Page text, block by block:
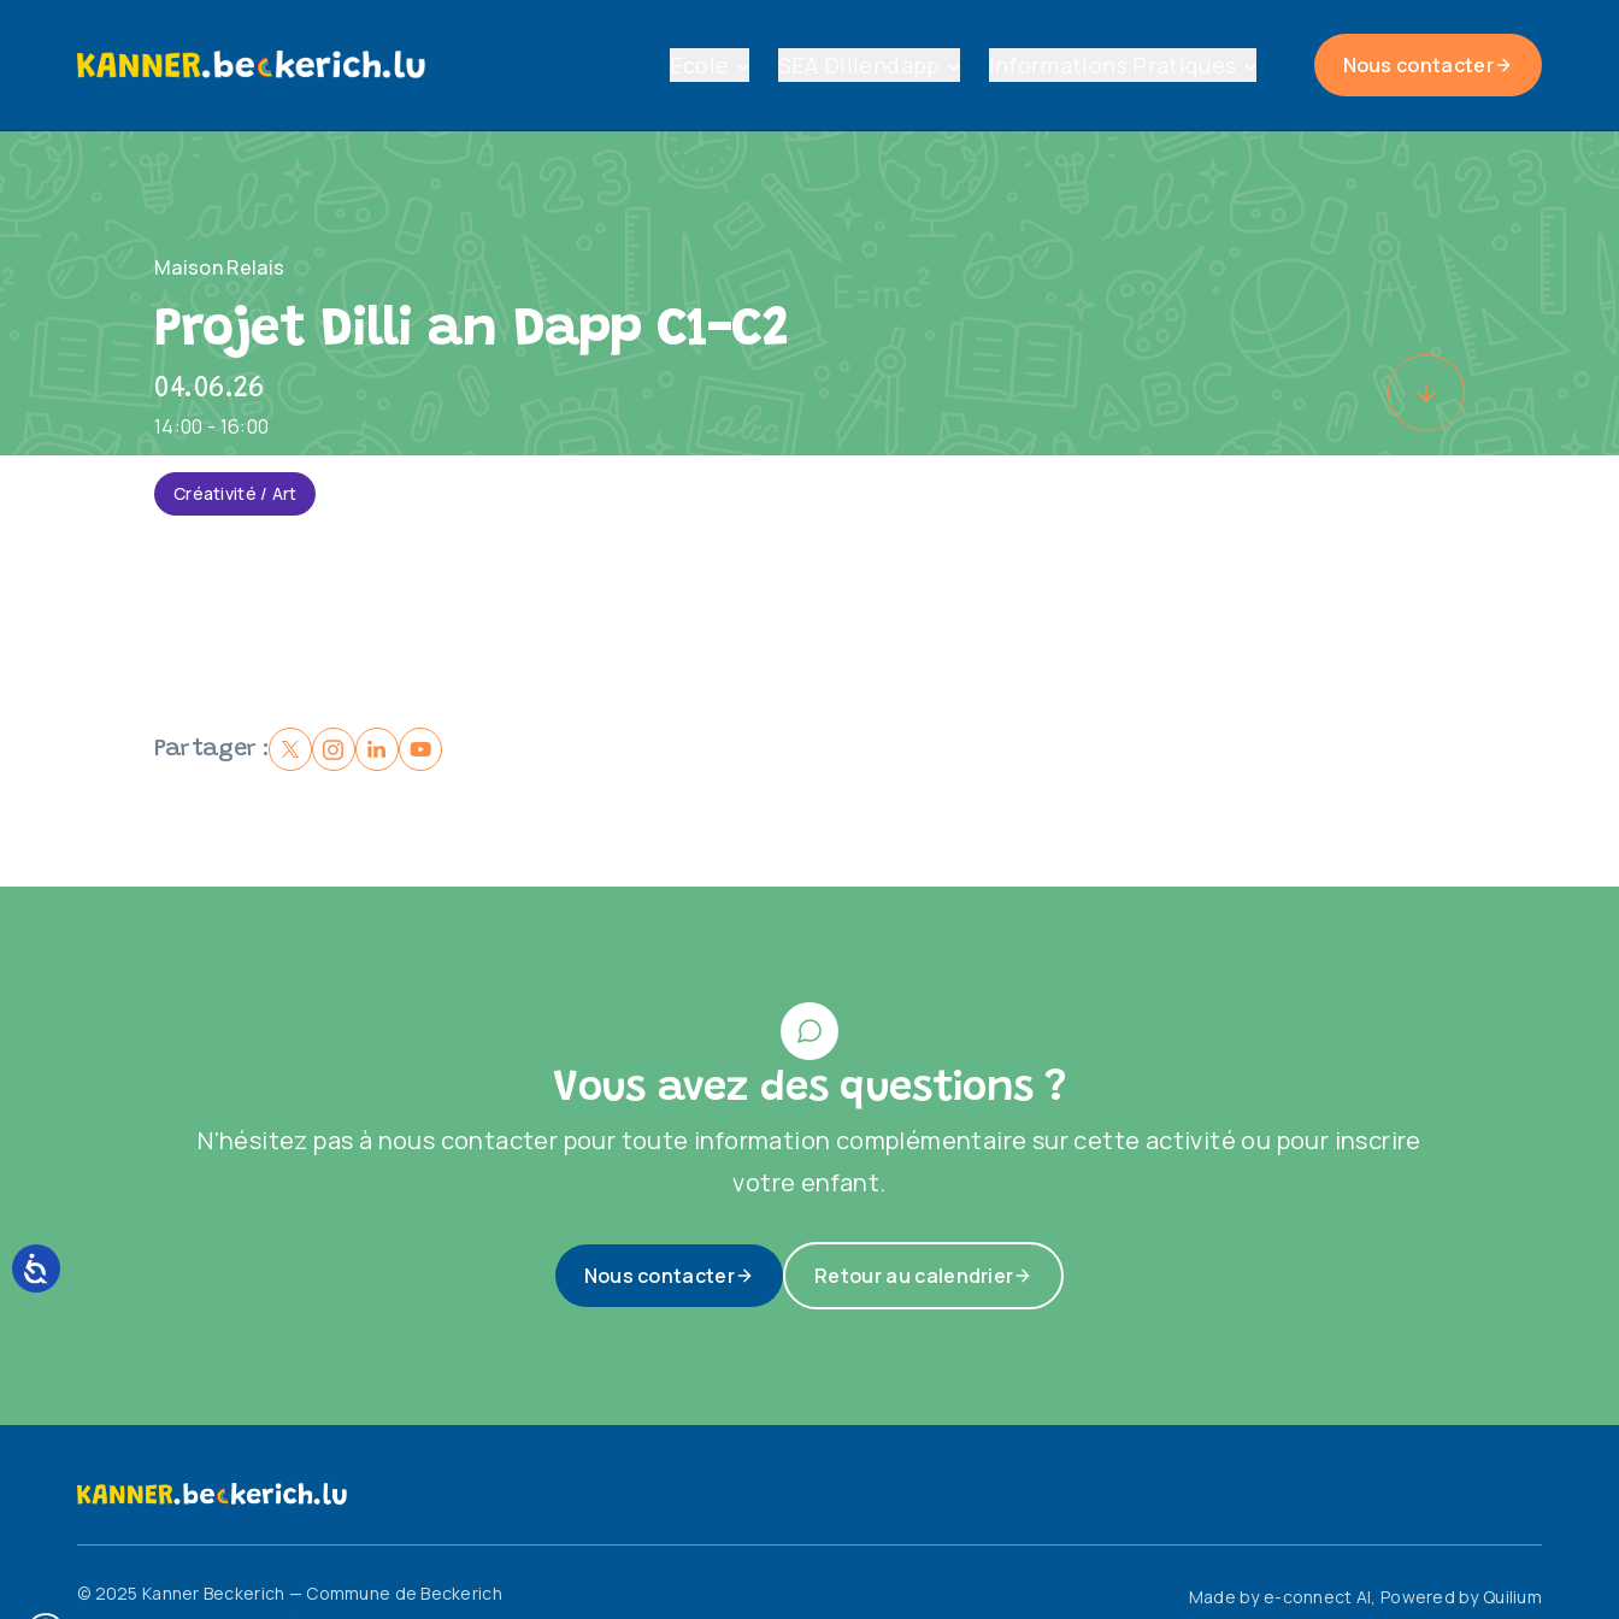
Nous contacter
Maison Relais
Projet Dilli an Dapp C1-C2
04.06.26
14:00 - 16:00
Créativité / Art
Partager :
Vous avez des questions ?
N'hésitez pas à nous contacter pour toute information complémentaire sur cette activité ou pour inscrire
votre enfant.
Nous contacter Retour au calendrier
© 2025 Kanner Beckerich — Commune de Beckerich
Made by e-connect AI , Powered by Quilium